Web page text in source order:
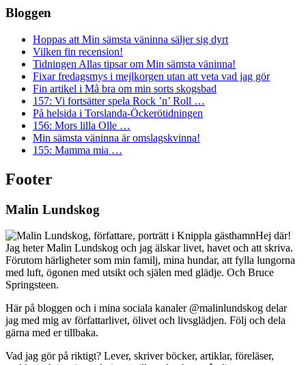
Bloggen
Hoppas att Min sämsta väninna säljer sig dyrt
Vilken fin recension!
Tidningen Allas tipsar om Min sämsta väninna!
Fixar fredagsmys i mejlkorgen utan att veta vad jag gör
Fin artikel i Må bra om min sorts skogsbad
157: Vi fortsätter spela Rock ’n’ Roll …
På helsida i Torslanda-Öckerötidningen
156: Mors lilla Olle …
Min sämsta väninna är omslagskvinna!
155: Mamma mia …
Footer
Malin Lundskog
Hej där!
Jag heter Malin Lundskog och jag älskar livet, havet och att skriva.
Förutom härligheter som min familj, mina hundar, att fylla lungorna
med luft, ögonen med utsikt och själen med glädje. Och Bruce
Springsteen.
Här på bloggen och i mina sociala kanaler @malinlundskog delar
jag med mig av författarlivet, ölivet och livsglädjen. Följ och dela
gärna med er tillbaka.
Vad jag gör på riktigt? Lever, skriver böcker, artiklar, föreläser,